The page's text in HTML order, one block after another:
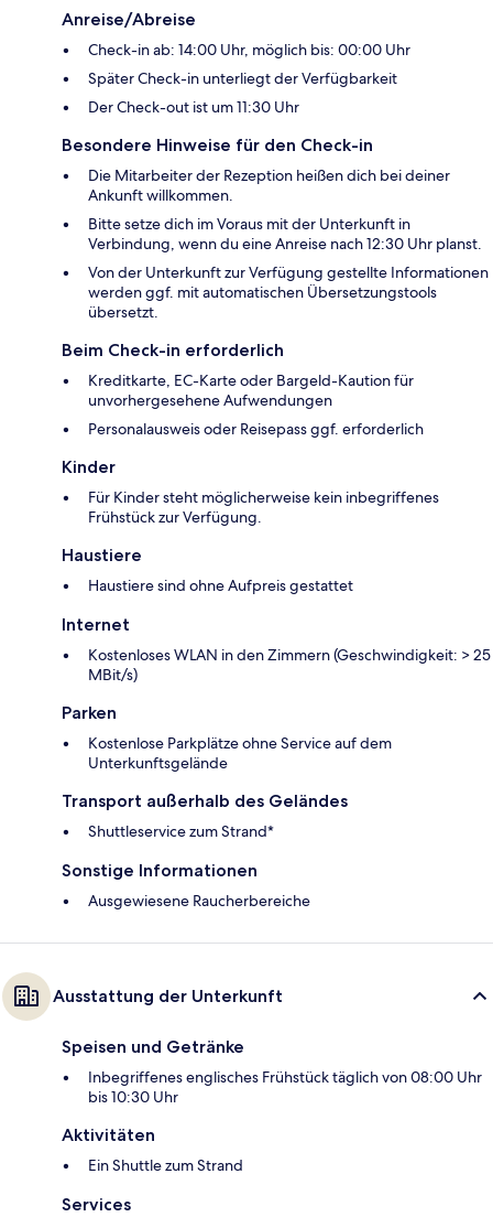
Anreise/Abreise
Check-in ab: 14:00 Uhr, möglich bis: 00:00 Uhr
Später Check-in unterliegt der Verfügbarkeit
Der Check-out ist um 11:30 Uhr
Besondere Hinweise für den Check-in
Die Mitarbeiter der Rezeption heißen dich bei deiner
Ankunft willkommen.
Bitte setze dich im Voraus mit der Unterkunft in
Verbindung, wenn du eine Anreise nach 12:30 Uhr planst.
Von der Unterkunft zur Verfügung gestellte Informationen
werden ggf. mit automatischen Übersetzungstools
übersetzt.
Beim Check-in erforderlich
Kreditkarte, EC-Karte oder Bargeld-Kaution für
unvorhergesehene Aufwendungen
Personalausweis oder Reisepass ggf. erforderlich
Kinder
Für Kinder steht möglicherweise kein inbegriffenes
Frühstück zur Verfügung.
Haustiere
Haustiere sind ohne Aufpreis gestattet
Internet
Kostenloses WLAN in den Zimmern (Geschwindigkeit: > 25
MBit/s)
Parken
Kostenlose Parkplätze ohne Service auf dem
Unterkunftsgelände
Transport außerhalb des Geländes
Shuttleservice zum Strand*
Sonstige Informationen
Ausgewiesene Raucherbereiche
Ausstattung der Unterkunft
Speisen und Getränke
Inbegriffenes englisches Frühstück täglich von 08:00 Uhr
bis 10:30 Uhr
Aktivitäten
Ein Shuttle zum Strand
Services